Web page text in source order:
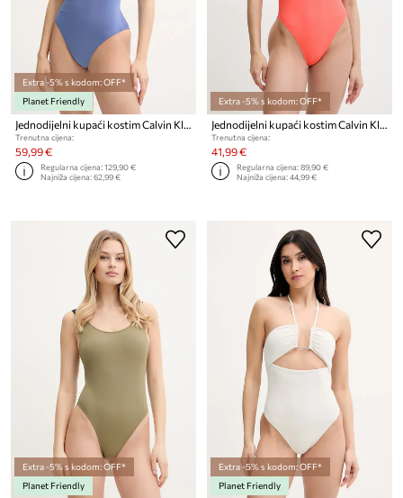
Extra -5% s kodom: OFF*
Planet Friendly
Jednodijelni kupaći kostim Calvin Klein
Trenutna cijena:
59,99 €
Regularna cijena:129,90 €
Najniža cijena:62,99 €
Extra -5% s kodom: OFF*
Jednodijelni kupaći kostim Calvin Klein
Trenutna cijena:
41,99 €
Regularna cijena:89,90 €
Najniža cijena:44,99 €
Extra -5% s kodom: OFF*
Planet Friendly
Extra -5% s kodom: OFF*
Planet Friendly